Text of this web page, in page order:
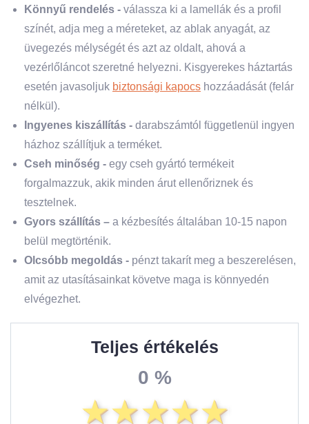
Könnyű rendelés - válassza ki a lamellák és a profil
színét, adja meg a méreteket, az ablak anyagát, az
üvegezés mélységét és azt az oldalt, ahová a
vezérlőláncot szeretné helyezni. Kisgyerekes háztartás
esetén javasoljuk biztonsági kapocs hozzáadását (felár
nélkül).
Ingyenes kiszállítás - darabszámtól függetlenül ingyen
házhoz szállítjuk a terméket.
Cseh minőség - egy cseh gyártó termékeit
forgalmazzuk, akik minden árut ellenőriznek és
tesztelnek.
Gyors szállítás – a kézbesítés általában 10-15 napon
belül megtörténik.
Olcsóbb megoldás - pénzt takarít meg a beszerelésen,
amit az utasításainkat követve maga is könnyedén
elvégezhet.
Teljes értékelés
0 %